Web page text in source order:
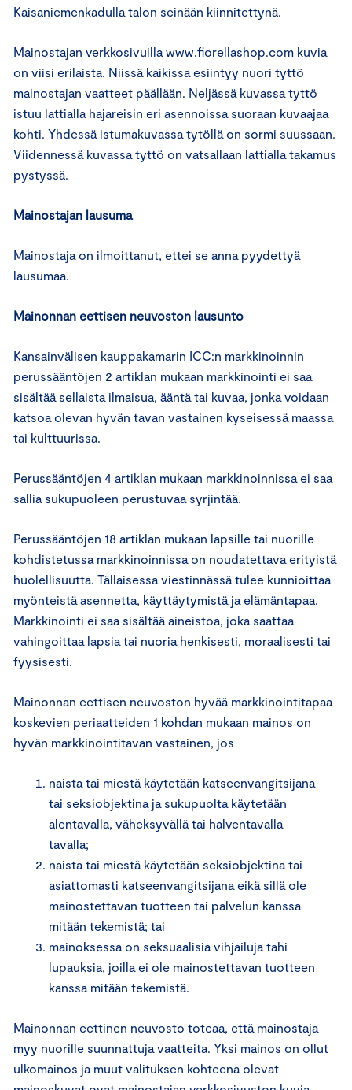
Kaisaniemenkadulla talon seinään kiinnitettynä.
Mainostajan verkkosivuilla www.fiorellashop.com kuvia
on viisi erilaista. Niissä kaikissa esiintyy nuori tyttö
mainostajan vaatteet päällään. Neljässä kuvassa tyttö
istuu lattialla hajareisin eri asennoissa suoraan kuvaajaa
kohti. Yhdessä istumakuvassa tytöllä on sormi suussaan.
Viidennessä kuvassa tyttö on vatsallaan lattialla takamus
pystyssä.
Mainostajan lausuma
Mainostaja on ilmoittanut, ettei se anna pyydettyä
lausumaa.
Mainonnan eettisen neuvoston lausunto
Kansainvälisen kauppakamarin ICC:n markkinoinnin
perussääntöjen 2 artiklan mukaan markkinointi ei saa
sisältää sellaista ilmaisua, ääntä tai kuvaa, jonka voidaan
katsoa olevan hyvän tavan vastainen kyseisessä maassa
tai kulttuurissa.
Perussääntöjen 4 artiklan mukaan markkinoinnissa ei saa
sallia sukupuoleen perustuvaa syrjintää.
Perussääntöjen 18 artiklan mukaan lapsille tai nuorille
kohdistetussa markkinoinnissa on noudatettava erityistä
huolellisuutta. Tällaisessa viestinnässä tulee kunnioittaa
myönteistä asennetta, käyttäytymistä ja elämäntapaa.
Markkinointi ei saa sisältää aineistoa, joka saattaa
vahingoittaa lapsia tai nuoria henkisesti, moraalisesti tai
fyysisesti.
Mainonnan eettisen neuvoston hyvää markkinointitapaa
koskevien periaatteiden 1 kohdan mukaan mainos on
hyvän markkinointitavan vastainen, jos
naista tai miestä käytetään katseenvangitsijana
tai seksiobjektina ja sukupuolta käytetään
alentavalla, väheksyvällä tai halventavalla
tavalla;
naista tai miestä käytetään seksiobjektina tai
asiattomasti katseenvangitsijana eikä sillä ole
mainostettavan tuotteen tai palvelun kanssa
mitään tekemistä; tai
mainoksessa on seksuaalisia vihjailuja tahi
lupauksia, joilla ei ole mainostettavan tuotteen
kanssa mitään tekemistä.
Mainonnan eettinen neuvosto toteaa, että mainostaja
myy nuorille suunnattuja vaatteita. Yksi mainos on ollut
ulkomainos ja muut valituksen kohteena olevat